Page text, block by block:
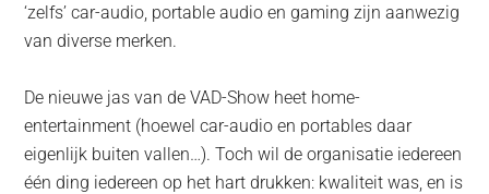
‘zelfs’ car-audio, portable audio en gaming zijn aanwezig
van diverse merken.
De nieuwe jas van de VAD-Show heet home-
entertainment (hoewel car-audio en portables daar
eigenlijk buiten vallen…). Toch wil de organisatie iedereen
één ding iedereen op het hart drukken: kwaliteit was, en is